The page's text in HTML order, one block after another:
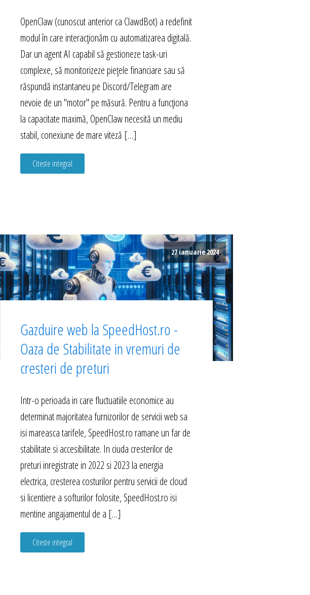
OpenClaw (cunoscut anterior ca ClawdBot) a redefinit
modul în care interacționăm cu automatizarea digitală.
Dar un agent AI capabil să gestioneze task-uri
complexe, să monitorizeze piețele financiare sau să
răspundă instantaneu pe Discord/Telegram are
nevoie de un "motor" pe măsură. Pentru a funcționa
la capacitate maximă, OpenClaw necesită un mediu
stabil, conexiune de mare viteză […]
Citeste integral
27 ianuarie 2024
Gazduire web la SpeedHost.ro -
Oaza de Stabilitate in vremuri de
cresteri de preturi
Intr-o perioada in care fluctuatiile economice au
determinat majoritatea furnizorilor de servicii web sa
isi mareasca tarifele, SpeedHost.ro ramane un far de
stabilitate si accesibilitate. In ciuda cresterilor de
preturi inregistrate in 2022 si 2023 la energia
electrica, cresterea costurilor pentru servicii de cloud
si licentiere a softurilor folosite, SpeedHost.ro isi
mentine angajamentul de a […]
Citeste integral